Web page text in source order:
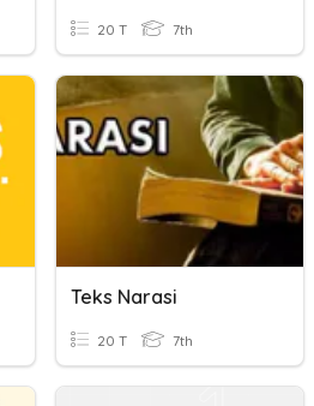
20 T 7th
Teks Narasi
20 T 7th